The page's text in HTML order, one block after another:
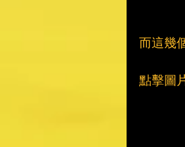
而這幾
點擊圖